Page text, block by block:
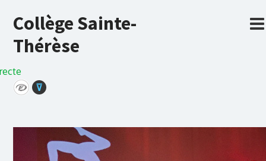
Collège Sainte-
Thérèse
⊽